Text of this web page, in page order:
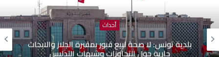
أحداث
بلدية تونس: لا صحة لبيع قبور بمقبرة الجلاز والابحاث
جارية حول التجاوزات وشبهات التدليس